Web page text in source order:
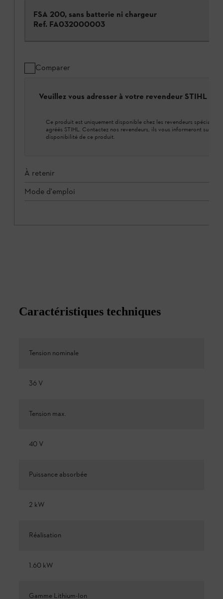
FSA 200, sans batterie ni chargeur
Ref. FA032000003
Comparer
Veuillez vous adresser à votre revendeur STIHL
Ce produit est uniquement disponible chez les revendeurs spécialisés
agréés STIHL. Contactez nos revendeurs, ils vous informeront sur la
disponibilité de ce produit.
À retenir
Mode d'emploi
Caractéristiques techniques
Tension nominale
36 V
Tension max.
40 V
Puissance absorbée
2 kW
Réalisation
1.60 kW
Gamme Lithium-Ion